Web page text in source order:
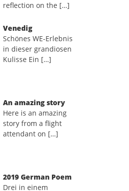
reflection on the […]
Venedig
Schönes WE-Erlebnis
in dieser grandiosen
Kulisse Ein […]
An amazing story
Here is an amazing
story from a flight
attendant on […]
2019 German Poem
Drei in einem